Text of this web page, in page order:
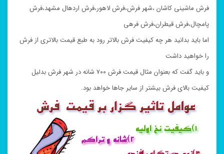
فرش ماشینی کاشان ،شهر فرش،فرش لاهور،فرش اردهال مشهد،فرش
پامچال،فرش قیطران،فرش فرهی
اما باید بدانید هر چه کیفیت فرش بالاتر رود به طبع قیمت بالاتری از فرش
را خواهید داشت
و باید گفت که بعنوان مثال قیمت فرش ۷۰۰ شانه در شهر فرش بدلیل
کیفیت بالای فرش بیشتر از سایر جاها خواهد بود.